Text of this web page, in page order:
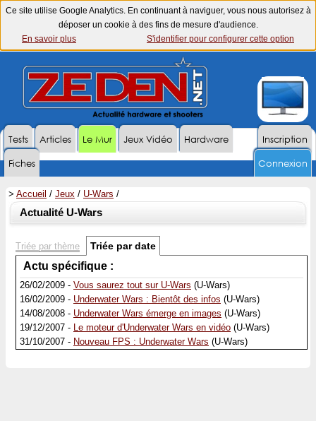
Ce site utilise Google Analytics. En continuant à naviguer, vous nous autorisez à
déposer un cookie à des fins de mesure d'audience.
En savoir plus
S'identifier pour configurer cette option
Inscription
Tests Articles Le Mur Jeux Vidéo
Hardware
Fiches
Connexion
> Accueil / Jeux / U-Wars /
Actualité U-Wars
Triée par thème Triée par date
Actu spécifique :
26/02/2009 - Vous saurez tout sur U-Wars (U-Wars)
16/02/2009 - Underwater Wars : Bientôt des infos (U-Wars)
14/08/2008 - Underwater Wars émerge en images (U-Wars)
19/12/2007 - Le moteur d'Underwater Wars en vidéo (U-Wars)
31/10/2007 - Nouveau FPS : Underwater Wars (U-Wars)